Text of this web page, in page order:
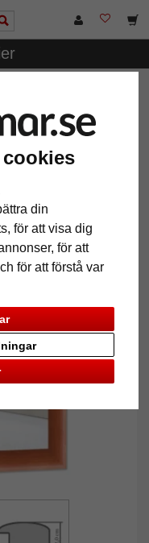
din
för att visa dig
för att
för att förstå var